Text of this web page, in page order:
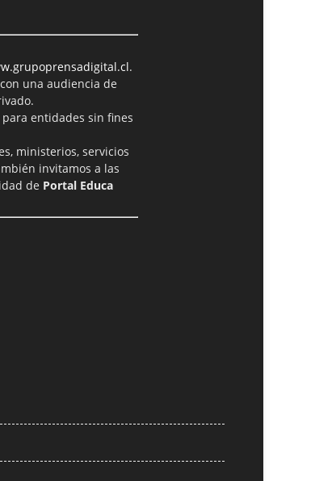
.
una audiencia de
entidades sin fines
ministerios, servicios
invitamos a las
de Portal Educa